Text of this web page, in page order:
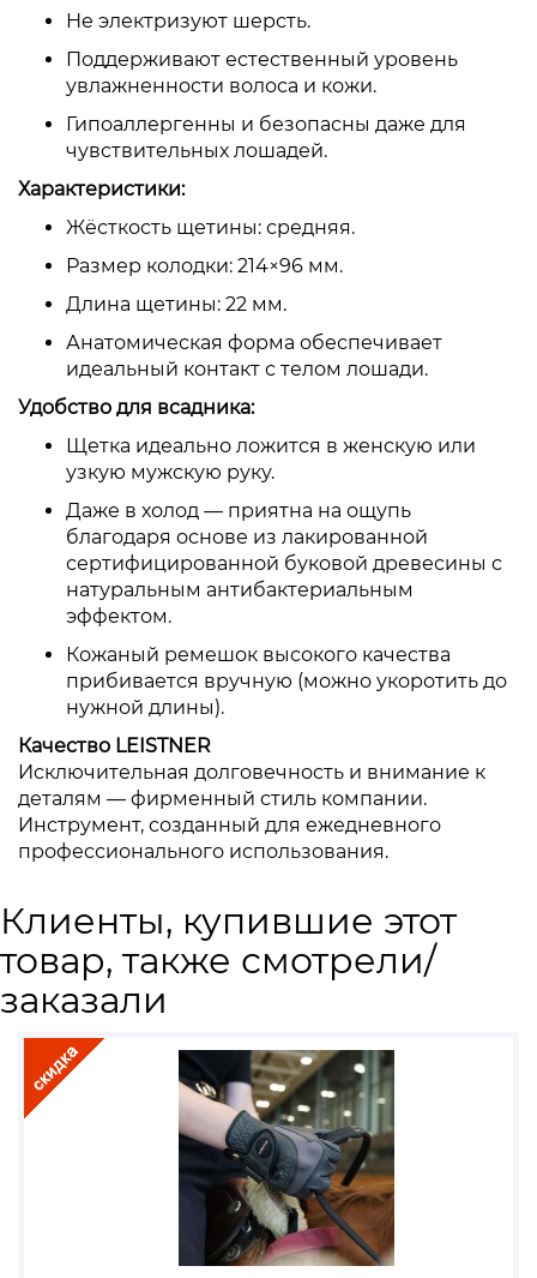
Не электризуют шерсть.
Поддерживают естественный уровень
увлажненности волоса и кожи.
Гипоаллергенны и безопасны даже для
чувствительных лошадей.
Характеристики:
Жёсткость щетины: средняя.
Размер колодки: 214×96 мм.
Длина щетины: 22 мм.
Анатомическая форма обеспечивает
идеальный контакт с телом лошади.
Удобство для всадника:
Щетка идеально ложится в женскую или
узкую мужскую руку.
Даже в холод — приятна на ощупь
благодаря основе из лакированной
сертифицированной буковой древесины с
натуральным антибактериальным
эффектом.
Кожаный ремешок высокого качества
прибивается вручную (можно укоротить до
нужной длины).
Качество LEISTNER
Исключительная долговечность и внимание к
деталям — фирменный стиль компании.
Инструмент, созданный для ежедневного
профессионального использования.
Клиенты, купившие этот
товар, также смотрели/
заказали